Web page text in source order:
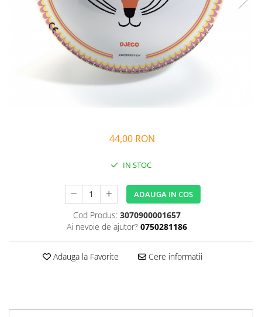
Alfabet si matematica
Jocuri de memorie si inteligenta
Seria Lectia de sanatate
Editura Litera
Editura Galaxia Copiilor
44,00 RON
IN STOC
ADAUGA IN COS
Cod Produs: 3070900001657
Ai nevoie de ajutor? 0750281186
Adauga la Favorite Cere informatii